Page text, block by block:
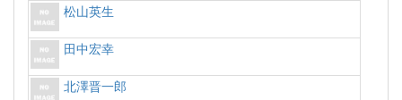
松山英生
田中宏幸
北澤晋一郎